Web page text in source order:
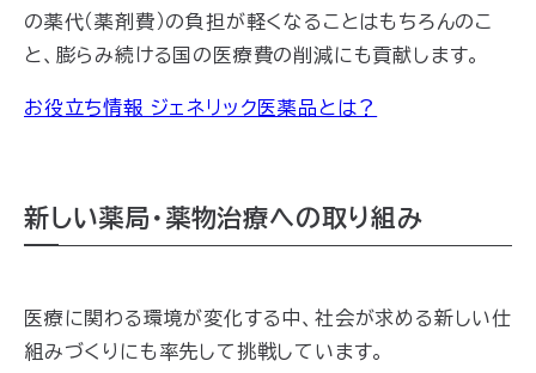
の薬代（薬剤費）の負担が軽くなることはもちろんのこ
と、膨らみ続ける国の医療費の削減にも貢献します。
お役立ち情報 ジェネリック医薬品とは？
新しい薬局・薬物治療への取り組み
医療に関わる環境が変化する中、社会が求める新しい仕
組みづくりにも率先して挑戦しています。